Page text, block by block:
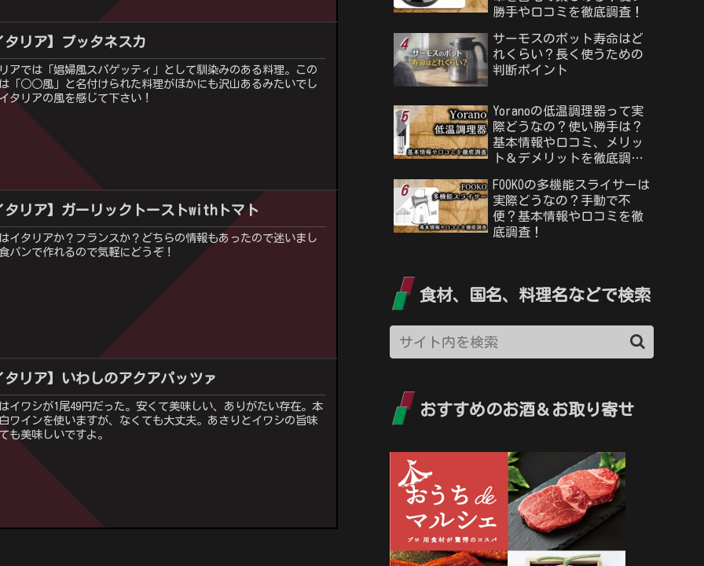
タリア】プッタネスカ
アでは「娼婦風スパゲッティ」として馴染みのある料理。この
「○○風」と名付けられた料理がほかにも沢山あるみたいでし
タリアの風を感じて下さい！
タリア】ガーリックトーストwithトマト
イタリアか？フランスか？どちらの情報もあったので迷いまし
パンで作れるので気軽にどうぞ！
タリア】いわしのアクアパッツァ
イワシが1尾49円だった。安くて美味しい、ありがたい存在。本
ワインを使いますが、なくても大丈夫。あさりとイワシの旨味
も美味しいですよ。
勝手や口コミを徹底調査！
サーモスのポット寿命はど
れくらい？長く使うための
判断ポイント
Yoranoの低温調理器って実
際どうなの？使い勝手は？
基本情報や口コミ、メリッ
ト＆デメリットを徹底調
FOOKOの多機能スライサーは
実際どうなの？手動で不
便？基本情報や口コミを徹
底調査！
食材、国名、料理名などで検索
おすすめのお酒＆お取り寄せ